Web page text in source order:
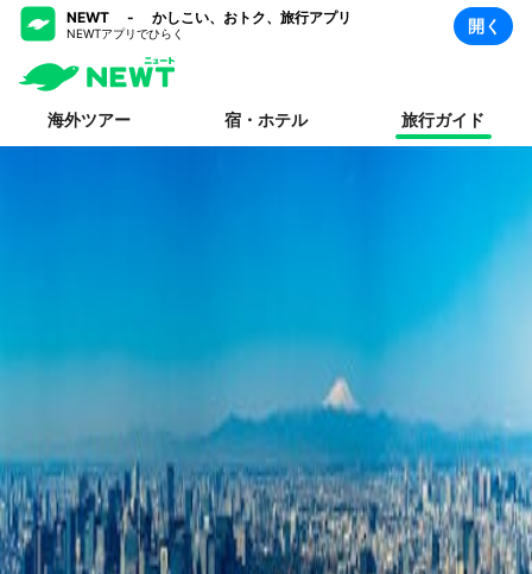
NEWT - かしこい、おトク、旅行アプリ
NEWTアプリでひらく 開く
海外ツアー 宿・ホテル 旅行ガイド